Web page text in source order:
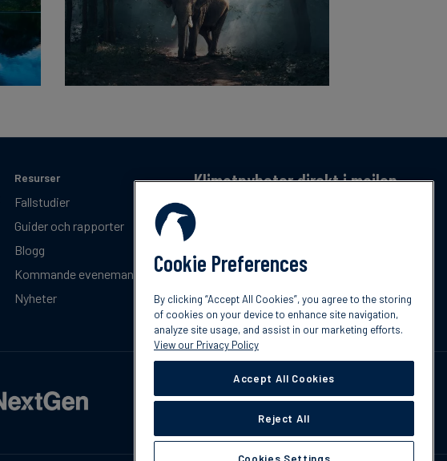
Resurser
Fallstudier
Guider och rapporter
Blogg
Kommande evenemang
Nyheter
Klimatnyheter direkt i mailen
Få en månatlig sammanfattning av de senaste
trenderna, nyheterna, innovationerna och
Prenumerera
Cookie Preferences
By clicking “Accept All Cookies”, you agree to the storing
of cookies on your device to enhance site navigation,
analyze site usage, and assist in our marketing efforts.
View our Privacy Policy
Accept All Cookies
Reject All